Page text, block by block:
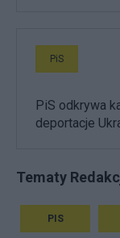
PiS
PiS odkrywa
deportacje
Tematy
PIS